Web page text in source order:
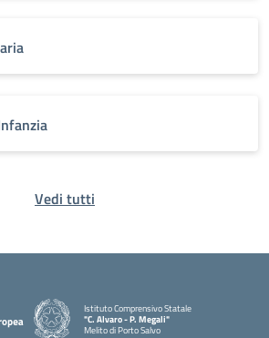
Vedi tutti
Istituto Comprensivo Statale
"C. Alvaro - P. Megali"
Melito di Porto Salvo